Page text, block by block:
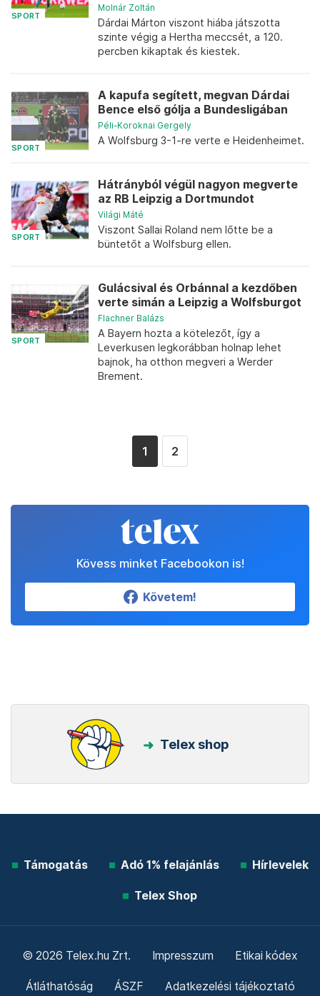
SPORT
Molnár Zoltán
Dárdai Márton viszont hiába játszotta
szinte végig a Hertha meccsét, a 120.
percben kikaptak és kiestek.
SPORT
A kapufa segített, megvan Dárdai
Bence első gólja a Bundesligában
Péli-Koroknai Gergely
A Wolfsburg 3-1-re verte e Heidenheimet.
SPORT
Hátrányból végül nagyon megverte
az RB Leipzig a Dortmundot
Világi Máté
Viszont Sallai Roland nem lőtte be a
büntetőt a Wolfsburg ellen.
SPORT
Gulácsival és Orbánnal a kezdőben
verte simán a Leipzig a Wolfsburgot
Flachner Balázs
A Bayern hozta a kötelezőt, így a
Leverkusen legkorábban holnap lehet
bajnok, ha otthon megveri a Werder
Brement.
1 2
Kövess minket Facebookon is!
Követem!
Telex shop
Támogatás Adó 1% felajánlás Hírlevelek
Telex Shop
© 2026 Telex.hu Zrt. Impresszum Etikai kódex
Átláthatóság ÁSZF Adatkezelési tájékoztató